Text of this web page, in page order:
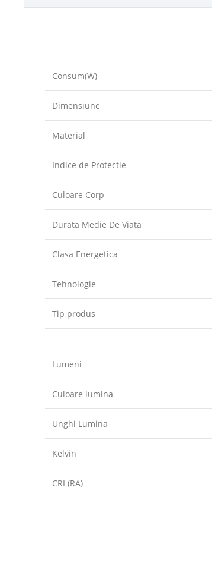
Consum(W)
Dimensiune
Material
Indice de Protectie
Culoare Corp
Durata Medie De Viata
Clasa Energetica
Tehnologie
Tip produs
Lumeni
Culoare lumina
Unghi Lumina
Kelvin
CRI (RA)